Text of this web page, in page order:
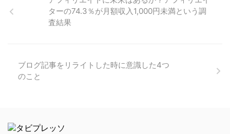
ターの74.3％が月額収入1,000円未満という調
査結果
ブログ記事をリライトした時に意識した4つ
のこと